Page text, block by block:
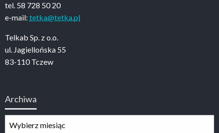
tel. 58 728 50 20
e-mail: tetka@tetka.pl
Telkab Sp. z o.o.
ul. Jagiellońska 55
83-110 Tczew
Archiwa